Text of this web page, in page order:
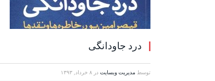
درد جاودانگی
توسط مدیریت وبسایت در ۸ خرداد, ۱۳۹۳